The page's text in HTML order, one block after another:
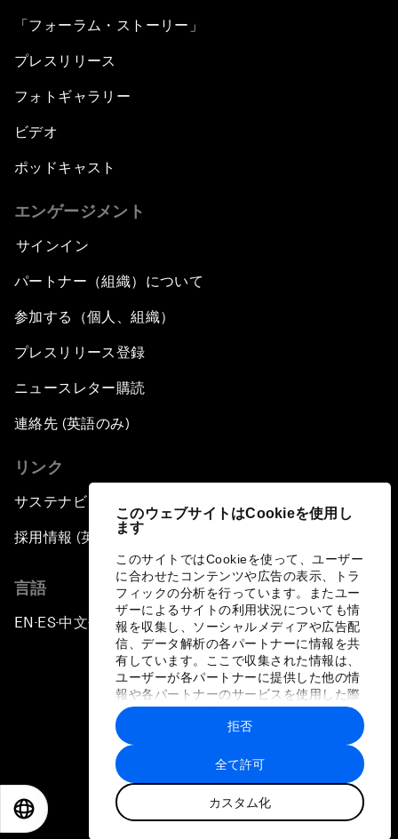
このウェブサイトはCookieを使用し
ます
このサイトではCookieを使って、ユーザー
に合わせたコンテンツや広告の表示、トラ
フィックの分析を行っています。またユー
ザーによるサイトの利用状況についても情
報を収集し、ソーシャルメディアや広告配
信、データ解析の各パートナーに情報を共
有しています。ここで収集された情報は、
ユーザーが各パートナーに提供した他の情
報や各パートナーのサービスを使用した際
に収集された情報と組み合わされ、各パー
トナーによって使用されることがありま
す。
全て許可
カスタム化
拒否
「フォーラム・ストーリー」
プレスリリース
フォトギャラリー
ビデオ
ポッドキャスト
エンゲージメント
サインイン
パートナー（組織）について
参加する（個人、組織）
プレスリリース登録
ニュースレター購読
連絡先 (英語のみ)
リンク
サステナビリティへの取り組み
採用情報 (英語のみ)
言語
EN ▪ES▪中文▪ 日本語
プライバシーポリシーと利用規約
サイトマップ
©
世界経済フォーラム